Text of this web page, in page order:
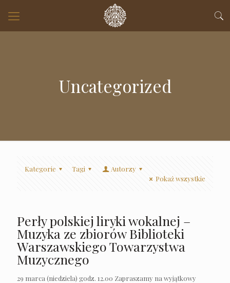
Uncategorized
Kategorie Tagi
Autorzy
Pokaż wszystkie
Perły polskiej liryki wokalnej –
Muzyka ze zbiorów Biblioteki
Warszawskiego Towarzystwa
Muzycznego
29 marca (niedziela) godz. 12.00 Zapraszamy na wyjątkowy